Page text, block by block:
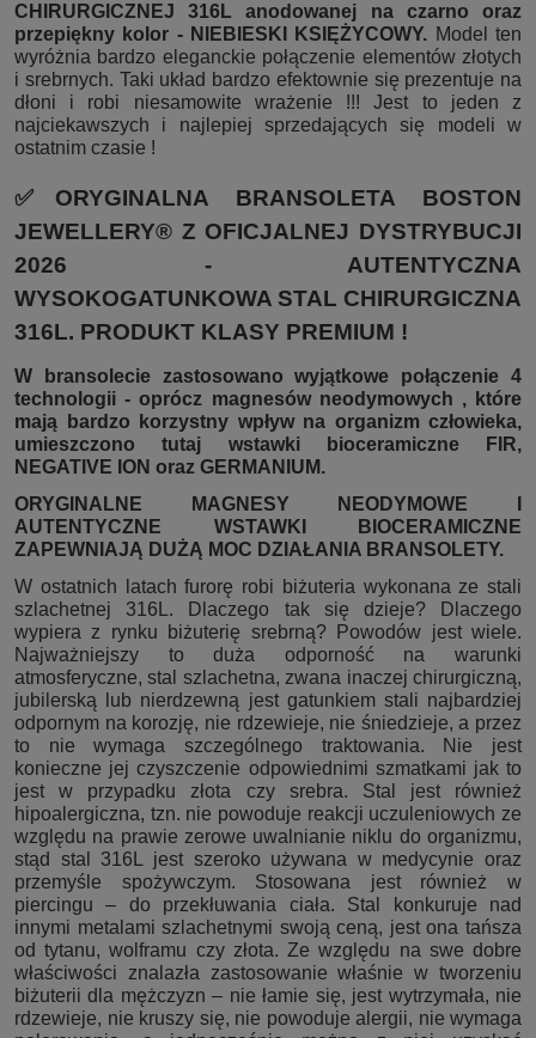
CHIRURGICZNEJ 316L anodowanej na czarno oraz
przepiękny kolor - NIEBIESKI KSIĘŻYCOWY. Model ten
wyróżnia bardzo eleganckie połączenie elementów złotych
i srebrnych. Taki układ bardzo efektownie się prezentuje na
dłoni i robi niesamowite wrażenie !!! Jest to jeden z
najciekawszych i najlepiej sprzedających się modeli w
ostatnim czasie !
✅ORYGINALNA BRANSOLETA BOSTON
JEWELLERY® Z OFICJALNEJ DYSTRYBUCJI
2026 - AUTENTYCZNA
WYSOKOGATUNKOWA STAL CHIRURGICZNA
316L. PRODUKT KLASY PREMIUM !
W bransolecie zastosowano wyjątkowe połączenie 4
technologii - oprócz magnesów neodymowych , które
mają bardzo korzystny wpływ na organizm człowieka,
umieszczono tutaj wstawki bioceramiczne FIR,
NEGATIVE ION oraz GERMANIUM.
ORYGINALNE MAGNESY NEODYMOWE I
AUTENTYCZNE WSTAWKI BIOCERAMICZNE
ZAPEWNIAJĄ DUŻĄ MOC DZIAŁANIA BRANSOLETY.
W ostatnich latach furorę robi biżuteria wykonana ze stali
szlachetnej 316L. Dlaczego tak się dzieje? Dlaczego
wypiera z rynku biżuterię srebrną? Powodów jest wiele.
Najważniejszy to duża odporność na warunki
atmosferyczne, stal szlachetna, zwana inaczej chirurgiczną,
jubilerską lub nierdzewną jest gatunkiem stali najbardziej
odpornym na korozję, nie rdzewieje, nie śniedzieje, a przez
to nie wymaga szczególnego traktowania. Nie jest
konieczne jej czyszczenie odpowiednimi szmatkami jak to
jest w przypadku złota czy srebra. Stal jest również
hipoalergiczna, tzn. nie powoduje reakcji uczuleniowych ze
względu na prawie zerowe uwalnianie niklu do organizmu,
stąd stal 316L jest szeroko używana w medycynie oraz
przemyśle spożywczym. Stosowana jest również w
piercingu – do przekłuwania ciała. Stal konkuruje nad
innymi metalami szlachetnymi swoją ceną, jest ona tańsza
od tytanu, wolframu czy złota. Ze względu na swe dobre
właściwości znalazła zastosowanie właśnie w tworzeniu
biżuterii dla mężczyzn – nie łamie się, jest wytrzymała, nie
rdzewieje, nie kruszy się, nie powoduje alergii, nie wymaga